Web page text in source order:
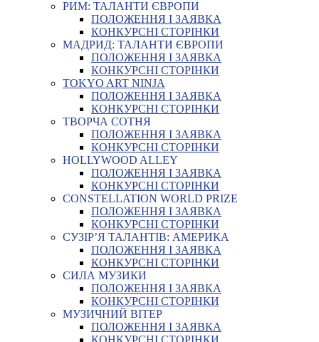
РИМ: ТАЛАНТИ ЄВРОПИ
ПОЛОЖЕННЯ І ЗАЯВКА
КОНКУРСНІ СТОРІНКИ
МАДРИД: ТАЛАНТИ ЄВРОПИ
ПОЛОЖЕННЯ І ЗАЯВКА
КОНКУРСНІ СТОРІНКИ
TOKYO ART NINJA
ПОЛОЖЕННЯ І ЗАЯВКА
КОНКУРСНІ СТОРІНКИ
ТВОРЧА СОТНЯ
ПОЛОЖЕННЯ І ЗАЯВКА
КОНКУРСНІ СТОРІНКИ
HOLLYWOOD ALLEY
ПОЛОЖЕННЯ І ЗАЯВКА
КОНКУРСНІ СТОРІНКИ
CONSTELLATION WORLD PRIZE
ПОЛОЖЕННЯ І ЗАЯВКА
КОНКУРСНІ СТОРІНКИ
СУЗІР’Я ТАЛАНТІВ: АМЕРИКА
ПОЛОЖЕННЯ І ЗАЯВКА
КОНКУРСНІ СТОРІНКИ
СИЛА МУЗИКИ
ПОЛОЖЕННЯ І ЗАЯВКА
КОНКУРСНІ СТОРІНКИ
МУЗИЧНИЙ ВІТЕР
ПОЛОЖЕННЯ І ЗАЯВКА
КОНКУРСНІ СТОРІНКИ